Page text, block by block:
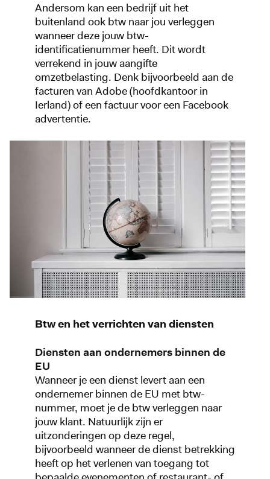
Andersom kan een bedrijf uit het
buitenland ook btw naar jou verleggen
wanneer deze jouw btw-
identificatienummer heeft. Dit wordt
verrekend in jouw aangifte
omzetbelasting. Denk bijvoorbeeld aan de
facturen van Adobe (hoofdkantoor in
Ierland) of een factuur voor een Facebook
advertentie.
Btw en het verrichten van diensten
Diensten aan ondernemers binnen de
EU
Wanneer je een dienst levert aan een
ondernemer binnen de EU met btw-
nummer, moet je de btw verleggen naar
jouw klant. Natuurlijk zijn er
uitzonderingen op deze regel,
bijvoorbeeld wanneer de dienst betrekking
heeft op het verlenen van toegang tot